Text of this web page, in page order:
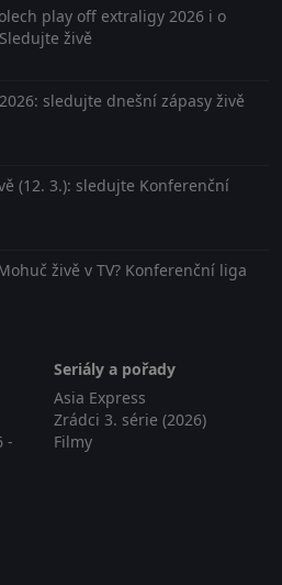
play off extraligy 2026 i o
živě
sledujte dnešní zápasy živě
(12. 3.): sledujte Konferenční
živě v TV? Konferenční liga
-
Seriály a pořady
Asia Express
Zrádci 3. série (2026)
Filmy